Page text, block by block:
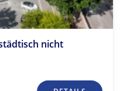
nicht